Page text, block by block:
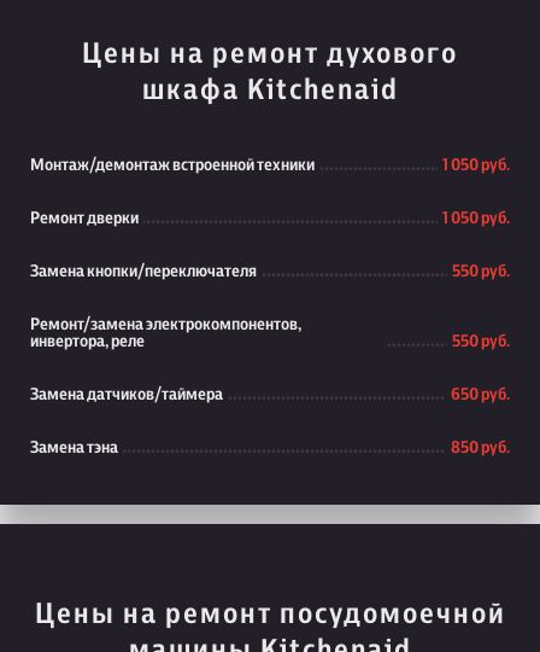
Цены на ремонт духового
шкафа Kitchenaid
Монтаж/демонтаж встроенной техники 1 050 руб.
Ремонт дверки 1 050 руб.
Замена кнопки/переключателя 550 руб.
Ремонт/замена электрокомпонентов,
инвертора, реле
550 руб.
Замена датчиков/таймера 650 руб.
Замена тэна 850 руб.
Цены на ремонт посудомоечной